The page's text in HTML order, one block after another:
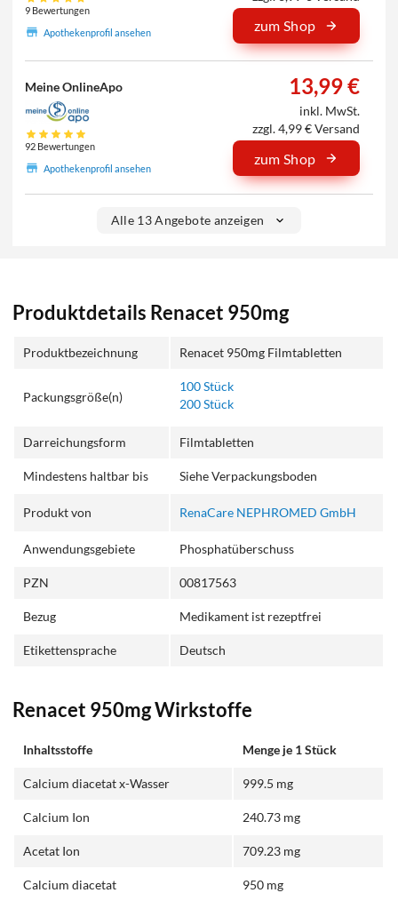
9 Bewertungen
Apothekenprofil ansehen
zum Shop
Meine OnlineApo
92 Bewertungen
Apothekenprofil ansehen
13,99 €
inkl. MwSt.
zzgl. 4,99 € Versand
zum Shop
Alle 13 Angebote anzeigen
Produktdetails Renacet 950mg
Produktbezeichnung Renacet 950mg Filmtabletten
Packungsgröße(n)
100 Stück
200 Stück
Darreichungsform Filmtabletten
Mindestens haltbar bis Siehe Verpackungsboden
Produkt von RenaCare NEPHROMED GmbH
Anwendungsgebiete Phosphatüberschuss
PZN 00817563
Bezug Medikament ist rezeptfrei
Etikettensprache Deutsch
Renacet 950mg Wirkstoffe
Inhaltsstoffe Menge je 1 Stück
Calcium diacetat x-Wasser 999.5 mg
Calcium Ion 240.73 mg
Acetat Ion 709.23 mg
Calcium diacetat 950 mg